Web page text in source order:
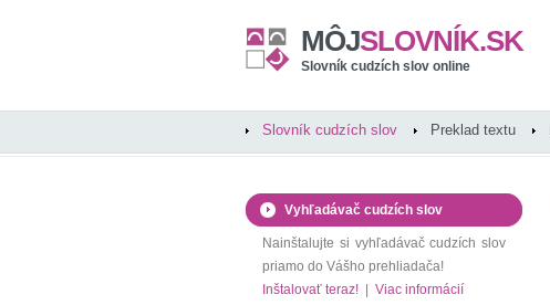
MÔJSLOVNÍK.SK
Slovník cudzích slov online
Slovník cudzích slov Preklad textu
Vyhľadávač cudzích slov
Nainštalujte si vyhľadávač cudzích slov
priamo do Vášho prehliadača!
Inštalovať teraz!
Viac informácií